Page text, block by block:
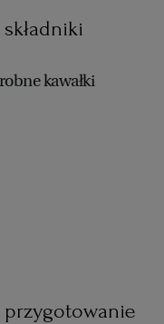
kawałki